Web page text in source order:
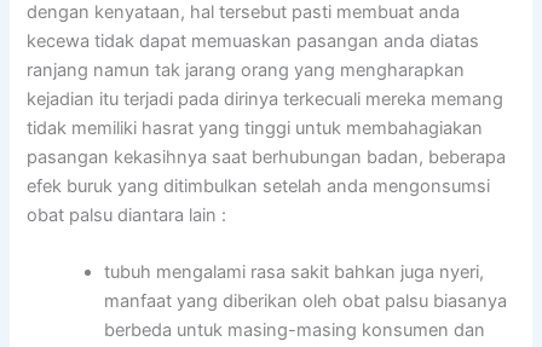
dengan kenyataan, hal tersebut pasti membuat anda
kecewa tidak dapat memuaskan pasangan anda diatas
ranjang namun tak jarang orang yang mengharapkan
kejadian itu terjadi pada dirinya terkecuali mereka memang
tidak memiliki hasrat yang tinggi untuk membahagiakan
pasangan kekasihnya saat berhubungan badan, beberapa
efek buruk yang ditimbulkan setelah anda mengonsumsi
obat palsu diantara lain :
tubuh mengalami rasa sakit bahkan juga nyeri,
manfaat yang diberikan oleh obat palsu biasanya
berbeda untuk masing-masing konsumen dan